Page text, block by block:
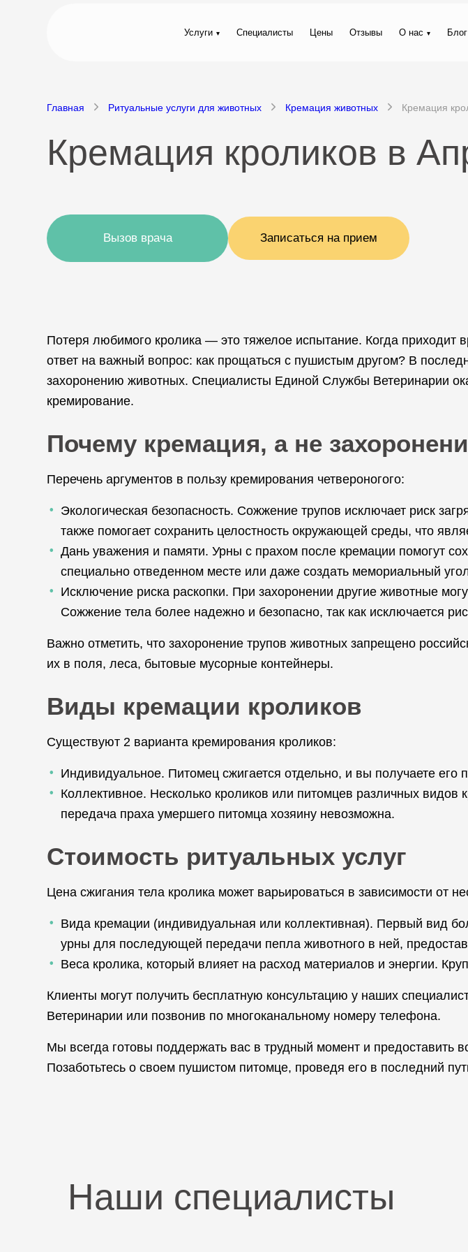
Услуги Специалисты Цены Отзывы О нас Блог
Главная Ритуальные услуги для животных Кремация животных Кремация
Кремация кроликов в
Вызов врача Записаться на прием
Потеря любимого кролика — это тяжелое испытание. Когда приходит
ответ на важный вопрос: как прощаться с пушистым другом? В
захоронению животных. Специалисты Единой Службы Ветеринарии
кремирование.
Почему кремация, а не
Перечень аргументов в пользу кремирования четвероногого:
Экологическая безопасность. Сожжение трупов исключает риск
также помогает сохранить целостность окружающей среды, что
Дань уважения и памяти. Урны с прахом после кремации помогут
специально отведенном месте или даже создать мемориальный
Исключение риска раскопки. При захоронении другие животные
Сожжение тела более надежно и безопасно, так как исключается
Важно отметить, что захоронение трупов животных запрещено
их в поля, леса, бытовые мусорные контейнеры.
Виды кремации кроликов
Существуют 2 варианта кремирования кроликов:
Индивидуальное. Питомец сжигается отдельно, и вы получаете
Коллективное. Несколько кроликов или питомцев различных
передача праха умершего питомца хозяину невозможна.
Стоимость ритуальных услуг
Цена сжигания тела кролика может варьироваться в зависимости от
Вида кремации (индивидуальная или коллективная). Первый вид
урны для последующей передачи пепла животного в ней,
Веса кролика, который влияет на расход материалов и энергии.
Клиенты могут получить бесплатную консультацию у наших
Ветеринарии или позвонив по многоканальному номеру телефона.
Мы всегда готовы поддержать вас в трудный момент и
Позаботьтесь о своем пушистом питомце, проведя его в последний
Наши специалисты